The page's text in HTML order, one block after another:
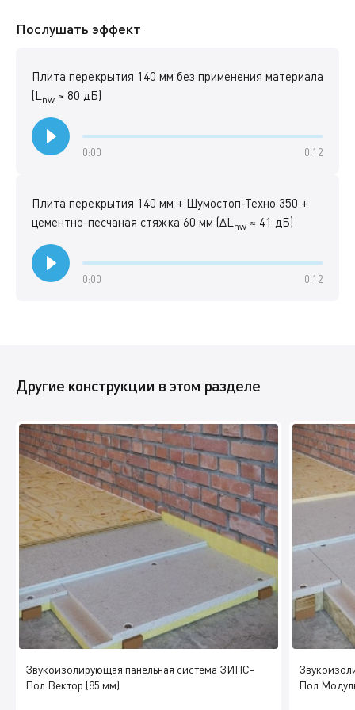
Послушать эффект
Плита перекрытия 140 мм без применения материала
(L nw ≈ 80 дБ)
0:00 0:12
Плита перекрытия 140 мм + Шумостоп-Техно 350 +
цементно-песчаная стяжка 60 мм (ΔL nw ≈ 41 дБ)
0:00 0:12
Другие конструкции в этом разделе
Звукоизолирующая панельная система ЗИПС-
Пол Вектор (85 мм)
Пол